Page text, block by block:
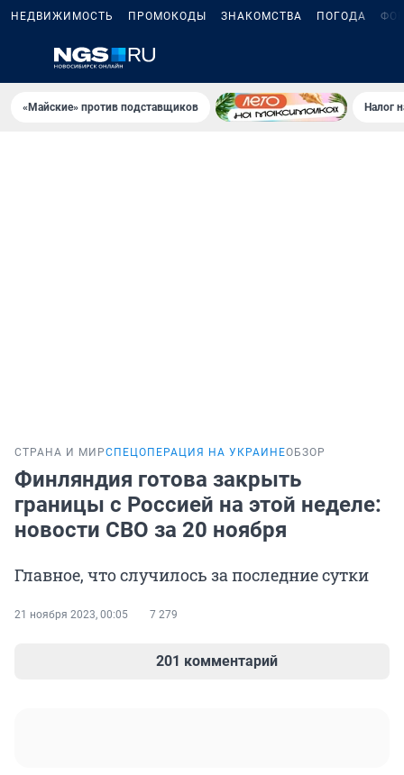
НЕДВИЖИМОСТЬ ПРОМОКОДЫ ЗНАКОМСТВА ПОГОДА
«Майские» против подставщиков Налог
СТРАНА И МИРСПЕЦОПЕРАЦИЯ НА УКРАИНЕОБЗОР
Финляндия готова закрыть
границы с Россией на этой неделе:
новости СВО за 20 ноября
Главное, что случилось за последние сутки
21 ноября 2023, 00:05 7 279
201 комментарий